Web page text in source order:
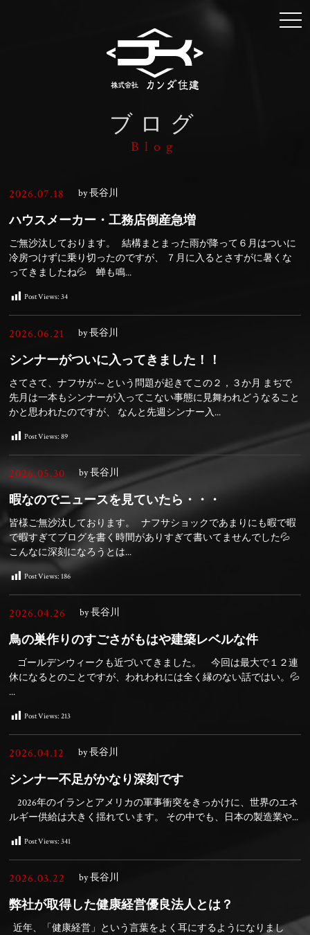
ブログ
Blog
2026.07.18 by 長谷川
ハウスメーカー・工務店倒産急増
ご無沙汰しております。 結構まとまった雨が降って６月はついに
冷房つけずに乗り切ったのですが、 ７月に入るとさすがに暑くな
ってきましたね💦 蝉も鳴...
Post Views:34
2026.06.21 by 長谷川
シンナーがついに入ってきました！！
さてさて、ナフサが～という問題が起きてこの２，３か月 まぢで
先月は一本もシンナーが入ってこない事態に見舞われどうなること
かと思われたのですが、 なんと先週シンナー入...
Post Views:89
2026.05.30 by 長谷川
暇なのでニュースを見ていたら・・・
皆様ご無沙汰しております。 ナフサショックであまりにも暇で暇
で暇すぎてブログを書く時間がありすぎて書いてませんでした💦
こんなに深刻になろうとは...
Post Views:186
2026.04.26 by 長谷川
鳥の巣作りのすごさがもはや建築レベルな件
ゴールデンウィークも近づいてきました。 今回は最大で１２連
休になるとのことですが、われわれには全く縁のない話ではい。💦
...
Post Views:213
2026.04.12 by 長谷川
シンナー不足がかなり深刻です
2026年のイランとアメリカの軍事衝突をきっかけに、世界のエネ
ルギー供給は大きく揺れています。 その中でも、日本の製造業や...
Post Views:341
2026.03.22 by 長谷川
弊社が取得した健康経営優良法人とは？
近年、「健康経営」という言葉をよく耳にするようになりまし